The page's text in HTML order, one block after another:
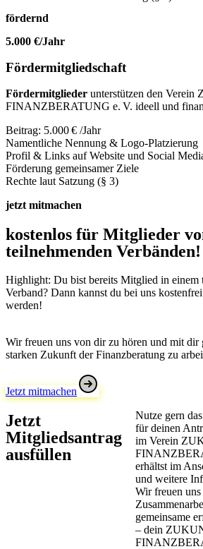
fördernd
5.000 €/Jahr
Fördermitglied­schaft
Fördermitglieder unterstützen den
FINANZBERATUNG e. V. ideell und
Beitrag: 5.000 € /Jahr
Namentliche Nennung & Logo-Platzierung
Profil & Links auf Website und Social
Förderung gemeinsamer Ziele
Rechte laut Satzung (§ 3)
jetzt mitmachen
kostenlos für Mitglieder
teilnehmenden Verbänden!
Highlight: Du bist bereits Mitglied in einem
Verband? Dann kannst du bei uns
werden!
Wir freuen uns von dir zu hören und mit dir
starken Zukunft der Finanzberatung zu
Jetzt mitmachen
Jetzt
Mitgliedsantrag
ausfüllen
Nutze gern
für deinen
im Verein
erhältst im
und weitere
Wir freuen
gemeinsame
– dein